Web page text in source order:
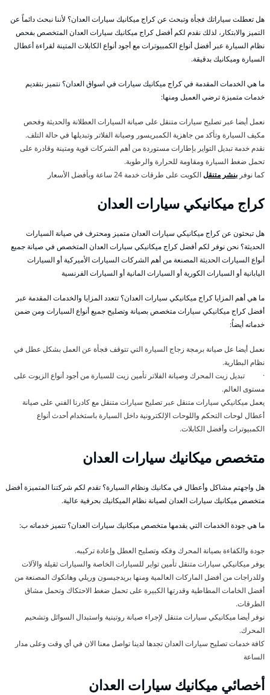
هل تعطلت سياراتك فجأة وتبحث عن كراج ميكانيك سيارات العدان؟ لأننا نبحث دائماً عن
التميز والابتكار، لذلك نقدم لكم أفضل كراج ميكانيك سيارات العدان المتخصص بفحص
نظام السيارة عبر أفضل أنواع الكمبيوترات مع أجود أنواع الكابلات المتينة لقراءة أعطال
السيارة وميكانيك بدقيقة.
ما هي الخدمات المقدمة في كراج ميكانيك سيارات في اسواق العدان؟ نتميز بتقديم
خدمات متميزة ترضي العميل ومنها:
نعمل أيضا عبر تصليح سيارات متنقل على صيانة السيارات العطلانة والحديثة وفحص
مكيف السيارة وتأكد من جاهزية الكمبريسور وصيانة الفلاتر وتبديلها في حالة التلف.
نقدم خدمة تبديل التواير بإطارات مستوردة من أهم الشركات قوية ومتينة وقادرة على
تحمل ضغط السيارة ومقاومة للحرارة والرطوبة.
كما نوفر بنشر متنقلالكويت على طرقات خدمة 24 ساعة وبأفضل الأسعار
كراج ميكانيكي سيارات العدان
هل تبحثون عن كراج ميكانيكي سيارات العدان متميز ومحترف في صيانة السيارات
الحديثة؟ نحن نوفر لكم أفضل كراج ميكانيكي سيارات العدان المتخصص في صيانة جميع
أنواع السيارات الحديثة المصنعة من أهم الشركات السيارات الأميركية أو السيارات
اليابانية أو السيارات الكورية أو السيارات المانية أو السيارات الفرنسية
ما هي أهم المزايا كراج ميكانيكي سيارات العدان؟ تتعدد المزايا والخدمات المقدمة عبر
أفضل كراج ميكانيكي سيارات متخصص بصيانة وتصليح جميع أنواع السيارات ومن ضمن
خدماته أيضاُ:
نعمل أيضا عل صيانة برمجة زجاج السيارة التي تتوقف فجأة عن العمل بشكل عطل في
نظام البطارية.
· تبديل زيت المحرك وصيانة الفلاتر تأمين زيت للسيارة من أجود أنواع الزيوت على
مستوى العالم.
يعمل ميكانيكي سيارات متنقل عبر تصليح سيارات متنقل مع كادرنا الفني على صيانة
أعطال لوحات التحكم واللوحات الإلكترونية داخل السيارة باستخدام أحدث أنواع
الكمبيوترات وأفضل الكابلات.
متخصص ميكانيك سيارات العدان
هل واجهتم مشاكل وأعطال في مكانيك ونظام السيارة؟ تقدم لكم شركتنا المتميزة أفضل
متخصص ميكانيك سيارات العدان لصيانة نظام الميكانيك بحرفية عالية.
ما هي جودة الخدمات التي يقدمها متخصص ميكانيك سيارات العدان؟ تتميز خدماته ب:
جودة والكفاءة بصيانة المحرك وفكه وتصليح العطل وإعادة تركيبه.
يوفر ميكانيكي سيارات متنقل تأمين تواير للسيارات الخاصة والسيارات ثقيلة والآلات
وللدراجات من أفضل الماركات العالمية ومنها بريدجيسون وريلي وهانكوك المصنعة من
أفضل الخامات المطاطية وقدرتها الكبيرة على تحمل ضغط الاحتكاك وتحمل مشاق
الطرقات.
نوفر أيضا ميكانيكي سيارات متنقل لإجراء صيانة روتينية واستبدال السوائل وتشحيم
المحرك.
كافة خدمات تصليح سيارات العدان تجدها لدينا تواصل معنا الان في أي وقت وعلى مدار
الساعة
أخصائي ميكانيك سيارات العدان